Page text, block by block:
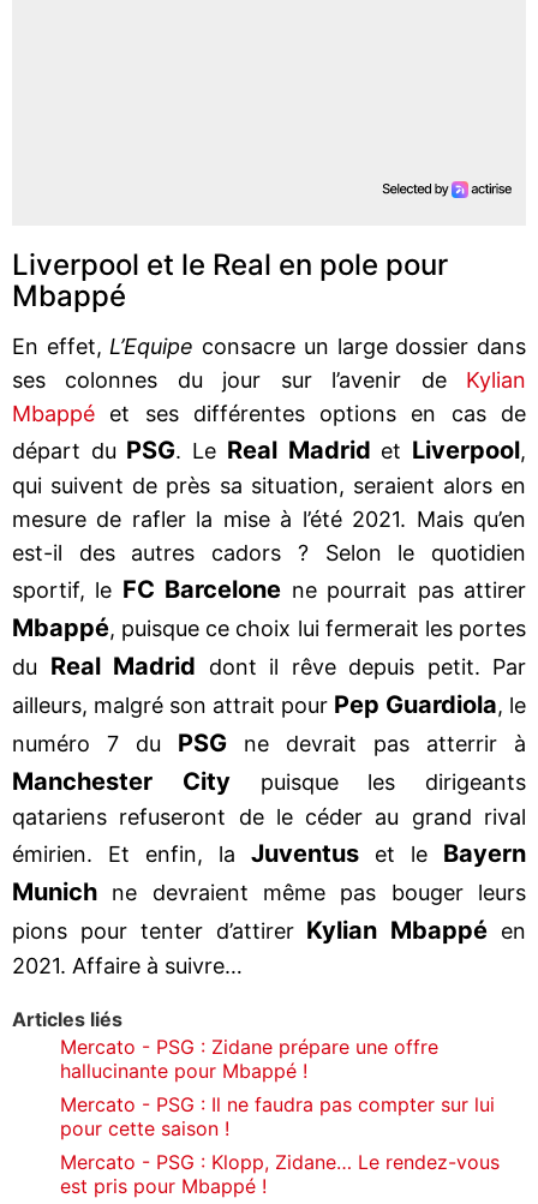
Liverpool et le Real en pole pour
Mbappé
En effet, L’Equipe consacre un large dossier dans
ses colonnes du jour sur l’avenir de Kylian
Mbappé et ses différentes options en cas de
départ du PSG. Le Real Madrid et Liverpool,
qui suivent de près sa situation, seraient alors en
mesure de rafler la mise à l’été 2021. Mais qu’en
est-il des autres cadors ? Selon le quotidien
sportif, le FC Barcelone ne pourrait pas attirer
Mbappé, puisque ce choix lui fermerait les portes
du Real Madrid dont il rêve depuis petit. Par
ailleurs, malgré son attrait pour Pep Guardiola, le
numéro 7 du PSG ne devrait pas atterrir à
Manchester Citypuisque les dirigeants
qatariens refuseront de le céder au grand rival
émirien. Et enfin, la Juventus et le Bayern
Munich ne devraient même pas bouger leurs
pions pour tenter d’attirerKylian Mbappé en
2021. Affaire à suivre…
Articles liés
Mercato - PSG : Zidane prépare une offre
hallucinante pour Mbappé !
Mercato - PSG : Il ne faudra pas compter sur lui
pour cette saison !
Mercato - PSG : Klopp, Zidane… Le rendez-vous
est pris pour Mbappé !